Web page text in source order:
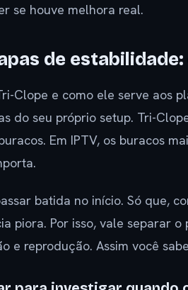
se houve melhora real.
de
Clope e como ele serve aos
do seu próprio setup. Tri-
Em IPTV, os buracos
batida no início. Só que,
piora. Por isso, vale separar
e reprodução. Assim você